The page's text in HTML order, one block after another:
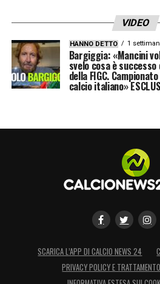
IV: GIUA
VAR: DI PAOLO
AVAR: DI IORIO
MILAN – NAPOLI h. 20.45
COSTANZO – VECCHI
AVAR: PAGANESSI
PARMA – ROMA h. 15.00
PASSERI – VALERIANI
IV: AYROLDI
VIDEO
HANNO DETTO 1
Bargiggia: «Mancini
svelo cosa è
della FIGC.
calcio italiano»
SCARICA L’APP DI CALCIO NEWS 24
PRIVACY POLICY E